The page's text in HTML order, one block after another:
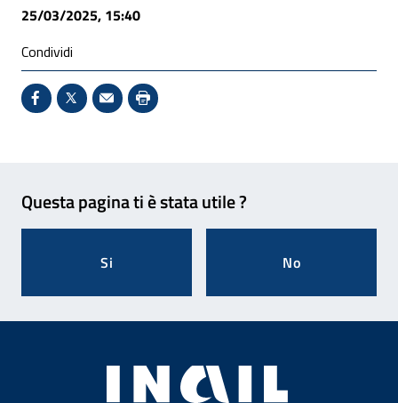
25/03/2025, 15:40
Condividi
Condividi su Facebook - Sito esterno - Apertura in
X - Sito esterno - Apertura in nuova finestra
Invio Mail: apre il programma di posta
Stampa pagina: scelta meno
Questa pagina ti è stata utile ?
Si No